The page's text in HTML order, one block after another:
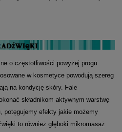
o częstotliwości powyżej progu
w kosmetyce powodują szereg
na kondycję skóry. Fale
składnikom aktywnym warstwę
potęgujemy efekty jakie możemy
to również głęboki mikromasaż